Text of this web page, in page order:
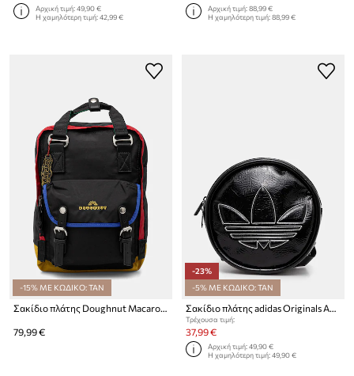
Αρχική τιμή:49,90 €
Η χαμηλότερη τιμή:42,99 €
Αρχική τιμή:88,99 €
Η χαμηλότερη τιμή:88,99 €
-15% ΜΕ ΚΩΔΙΚΟ: TAN
Σακίδιο πλάτης Doughnut Macaroon You-Niverse Macaroon You-Niverse 16L
79,99 €
-23%
-5% ΜΕ ΚΩΔΙΚΟ: TAN
Σακίδιο πλάτης adidas Originals Adicolor
Τρέχουσα τιμή:
37,99 €
Αρχική τιμή:49,90 €
Η χαμηλότερη τιμή:49,90 €